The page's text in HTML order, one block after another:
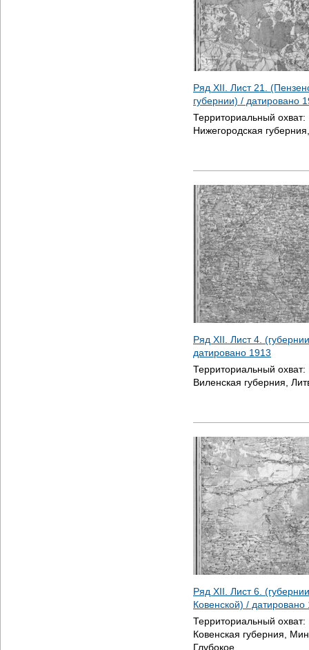
Ряд XII. Лист 21.
губернии) / датировано
Территориальный охват:
Нижегородская
Ряд XII. Лист 4.
датировано 1913
Территориальный охват:
Виленская губерния,
Ряд XII. Лист 6.
Ковенской) / датировано
Территориальный охват:
Ковенская губерния,
Глубокое